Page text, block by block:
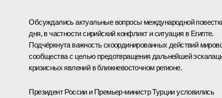
Обсуждались актуальные вопросы международной
дня, в частности сирийский конфликт и ситуация в Египте.
Подчёркнута важность скоординированных действий
сообщества с целью предотвращения дальнейшей
кризисных явлений в ближневосточном регионе.
Президент России и Премьер-министр Турцииусловились